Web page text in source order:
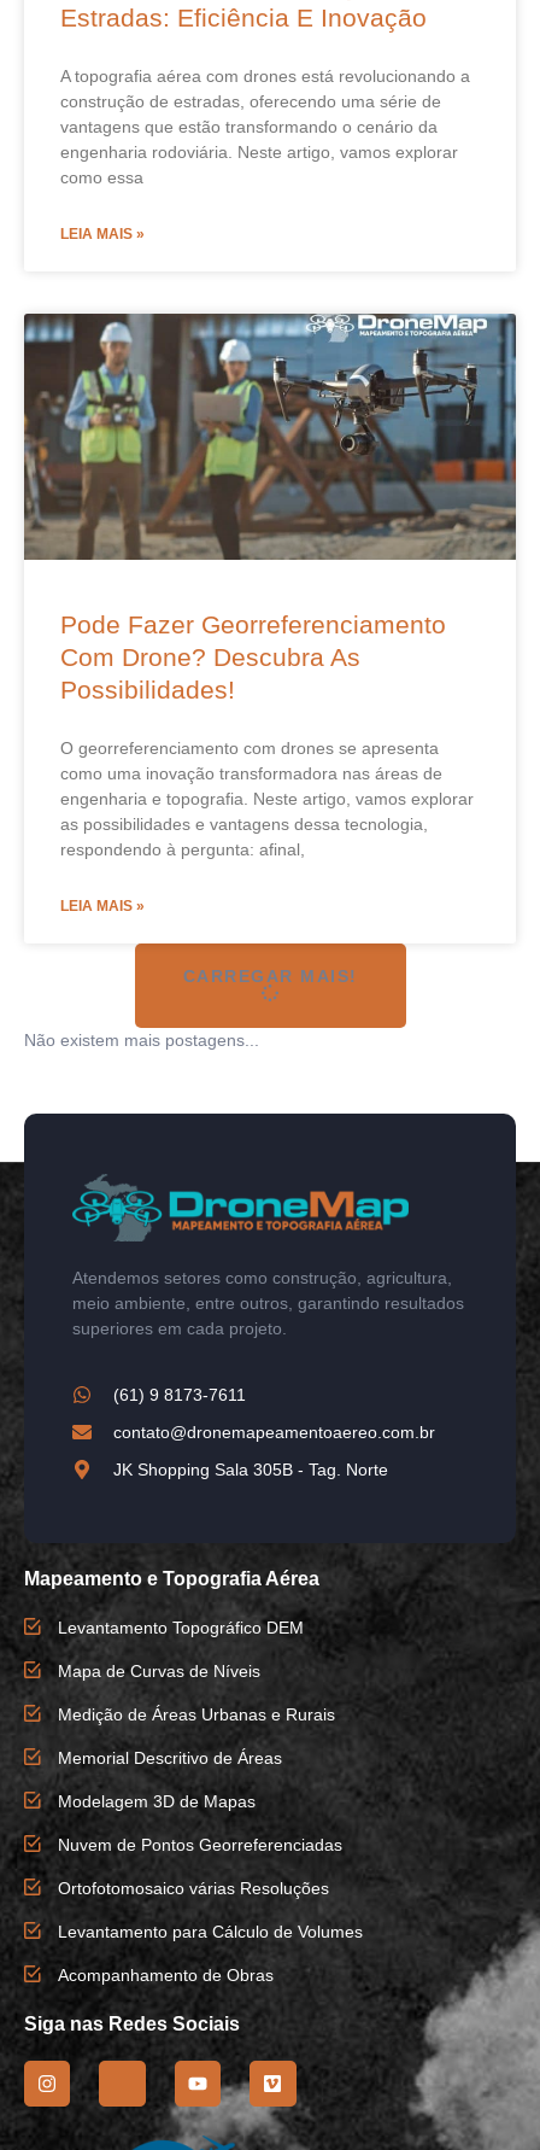
Estradas: Eficiência E Inovação
A topografia aérea com drones está revolucionando a
construção de estradas, oferecendo uma série de
vantagens que estão transformando o cenário da
engenharia rodoviária. Neste artigo, vamos explorar
como essa
LEIA MAIS »
Pode Fazer Georreferenciamento
Com Drone? Descubra As
Possibilidades!
O georreferenciamento com drones se apresenta
como uma inovação transformadora nas áreas de
engenharia e topografia. Neste artigo, vamos explorar
as possibilidades e vantagens dessa tecnologia,
respondendo à pergunta: afinal,
LEIA MAIS »
CARREGAR MAIS!
Não existem mais postagens...
Atendemos setores como construção, agricultura,
meio ambiente, entre outros, garantindo resultados
superiores em cada projeto.
(61) 9 8173-7611
contato@dronemapeamentoaereo.com.br
JK Shopping Sala 305B - Tag. Norte
Mapeamento e Topografia Aérea
Levantamento Topográfico DEM
Mapa de Curvas de Níveis
Medição de Áreas Urbanas e Rurais
Memorial Descritivo de Áreas
Modelagem 3D de Mapas
Nuvem de Pontos Georreferenciadas
Ortofotomosaico várias Resoluções
Levantamento para Cálculo de Volumes
Acompanhamento de Obras
Siga nas Redes Sociais